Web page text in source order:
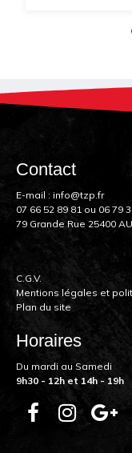
Contact
E-mail : info@tzp.fr
07 66 52 89 81 ou 06 79
79 Grande Rue 25400
C.G.V.
Mentions légales et
Plan du site
Horaires
Du mardi au Samedi
9h30 - 12h et 14h - 19h